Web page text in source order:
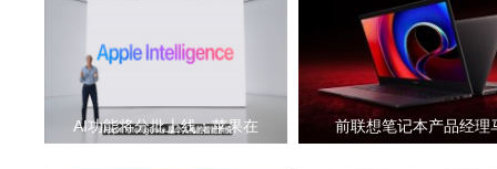
AI功能将分批上线：苹果在 前联想笔记本产品经理